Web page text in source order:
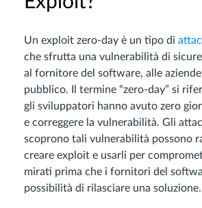
Un exploit zero-day è un tipo di
che sfrutta una vulnerabilità di
al fornitore del software, alle aziende
pubblico. Il termine “zero-day” si
gli sviluppatori hanno avuto zero
e correggere la vulnerabilità. Gli
scoprono tali vulnerabilità possono
creare exploit e usarli per
mirati prima che i fornitori del
possibilità di rilasciare una soluzione.